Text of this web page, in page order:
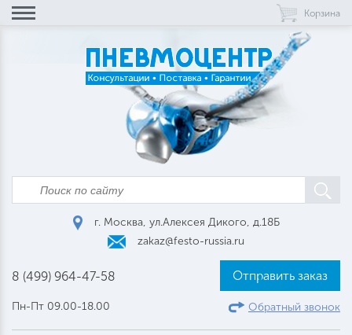
Корзина
г. Москва, ул.Алексея Дикого, д.18Б
zakaz@festo-russia.ru
8 (499) 964-47-58
Пн-Пт 09.00-18.00
Отправить заказ
Обратный звонок